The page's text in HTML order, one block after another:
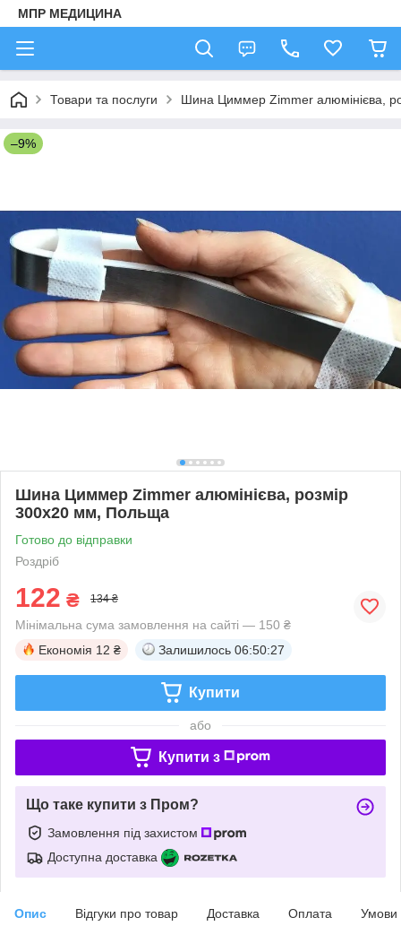
МПР МЕДИЦИНА
Товари та послуги Шина Циммер Zimmer алюмінієва,
–9%
Шина Циммер Zimmer алюмінієва, розмір
300х20 мм, Польща
Готово до відправки
Роздріб
122 ₴ 134 ₴
Мінімальна сума замовлення на сайті — 150 ₴
Економія 12 ₴ Залишилось 06:50:27
Купити
або
Купити з
Що таке купити з Пром?
Замовлення під захистом
Доступна доставка
Опис Відгуки про товар Доставка Оплата Умови